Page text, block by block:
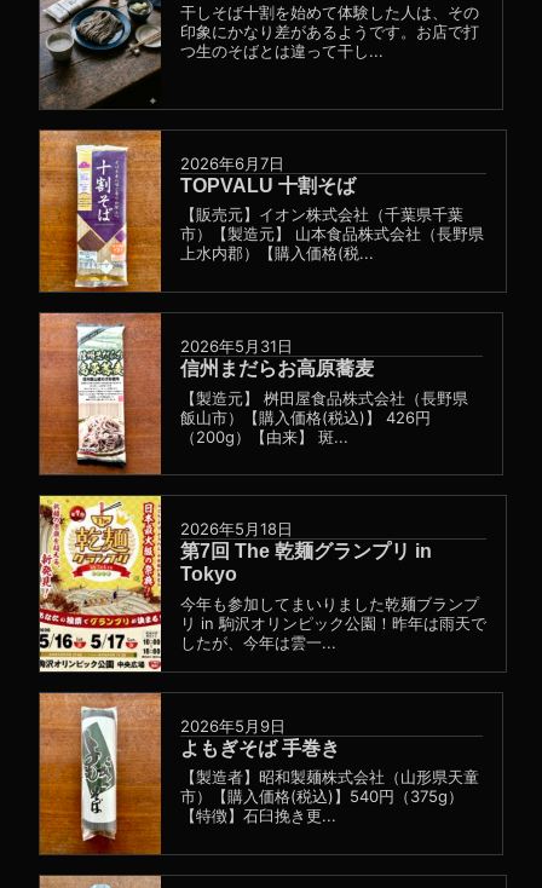
干しそば十割を始めて体験した人は、その
印象にかなり差があるようです。お店で打
つ生のそばとは違って干し...
2026年6月7日
TOPVALU 十割そば
【販売元】イオン株式会社（千葉県千葉
市）【製造元】 山本食品株式会社（長野県
上水内郡）【購入価格(税...
2026年5月31日
信州まだらお高原蕎麦
【製造元】 桝田屋食品株式会社（長野県
飯山市）【購入価格(税込)】 426円
（200g）【由来】 斑...
2026年5月18日
第7回 The 乾麺グランプリ in
Tokyo
今年も参加してまいりました乾麺ブランプ
リ in 駒沢オリンピック公園！昨年は雨天で
したが、今年は雲一...
2026年5月9日
よもぎそば 手巻き
【製造者】昭和製麺株式会社（山形県天童
市）【購入価格(税込)】540円（375g）
【特徴】石臼挽き更...